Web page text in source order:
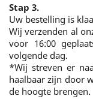
Stap 3.
Uw bestelling is
Wij verzenden al
voor 16:00
volgende dag.
*Wij streven er
haalbaar zijn door
de hoogte brengen.